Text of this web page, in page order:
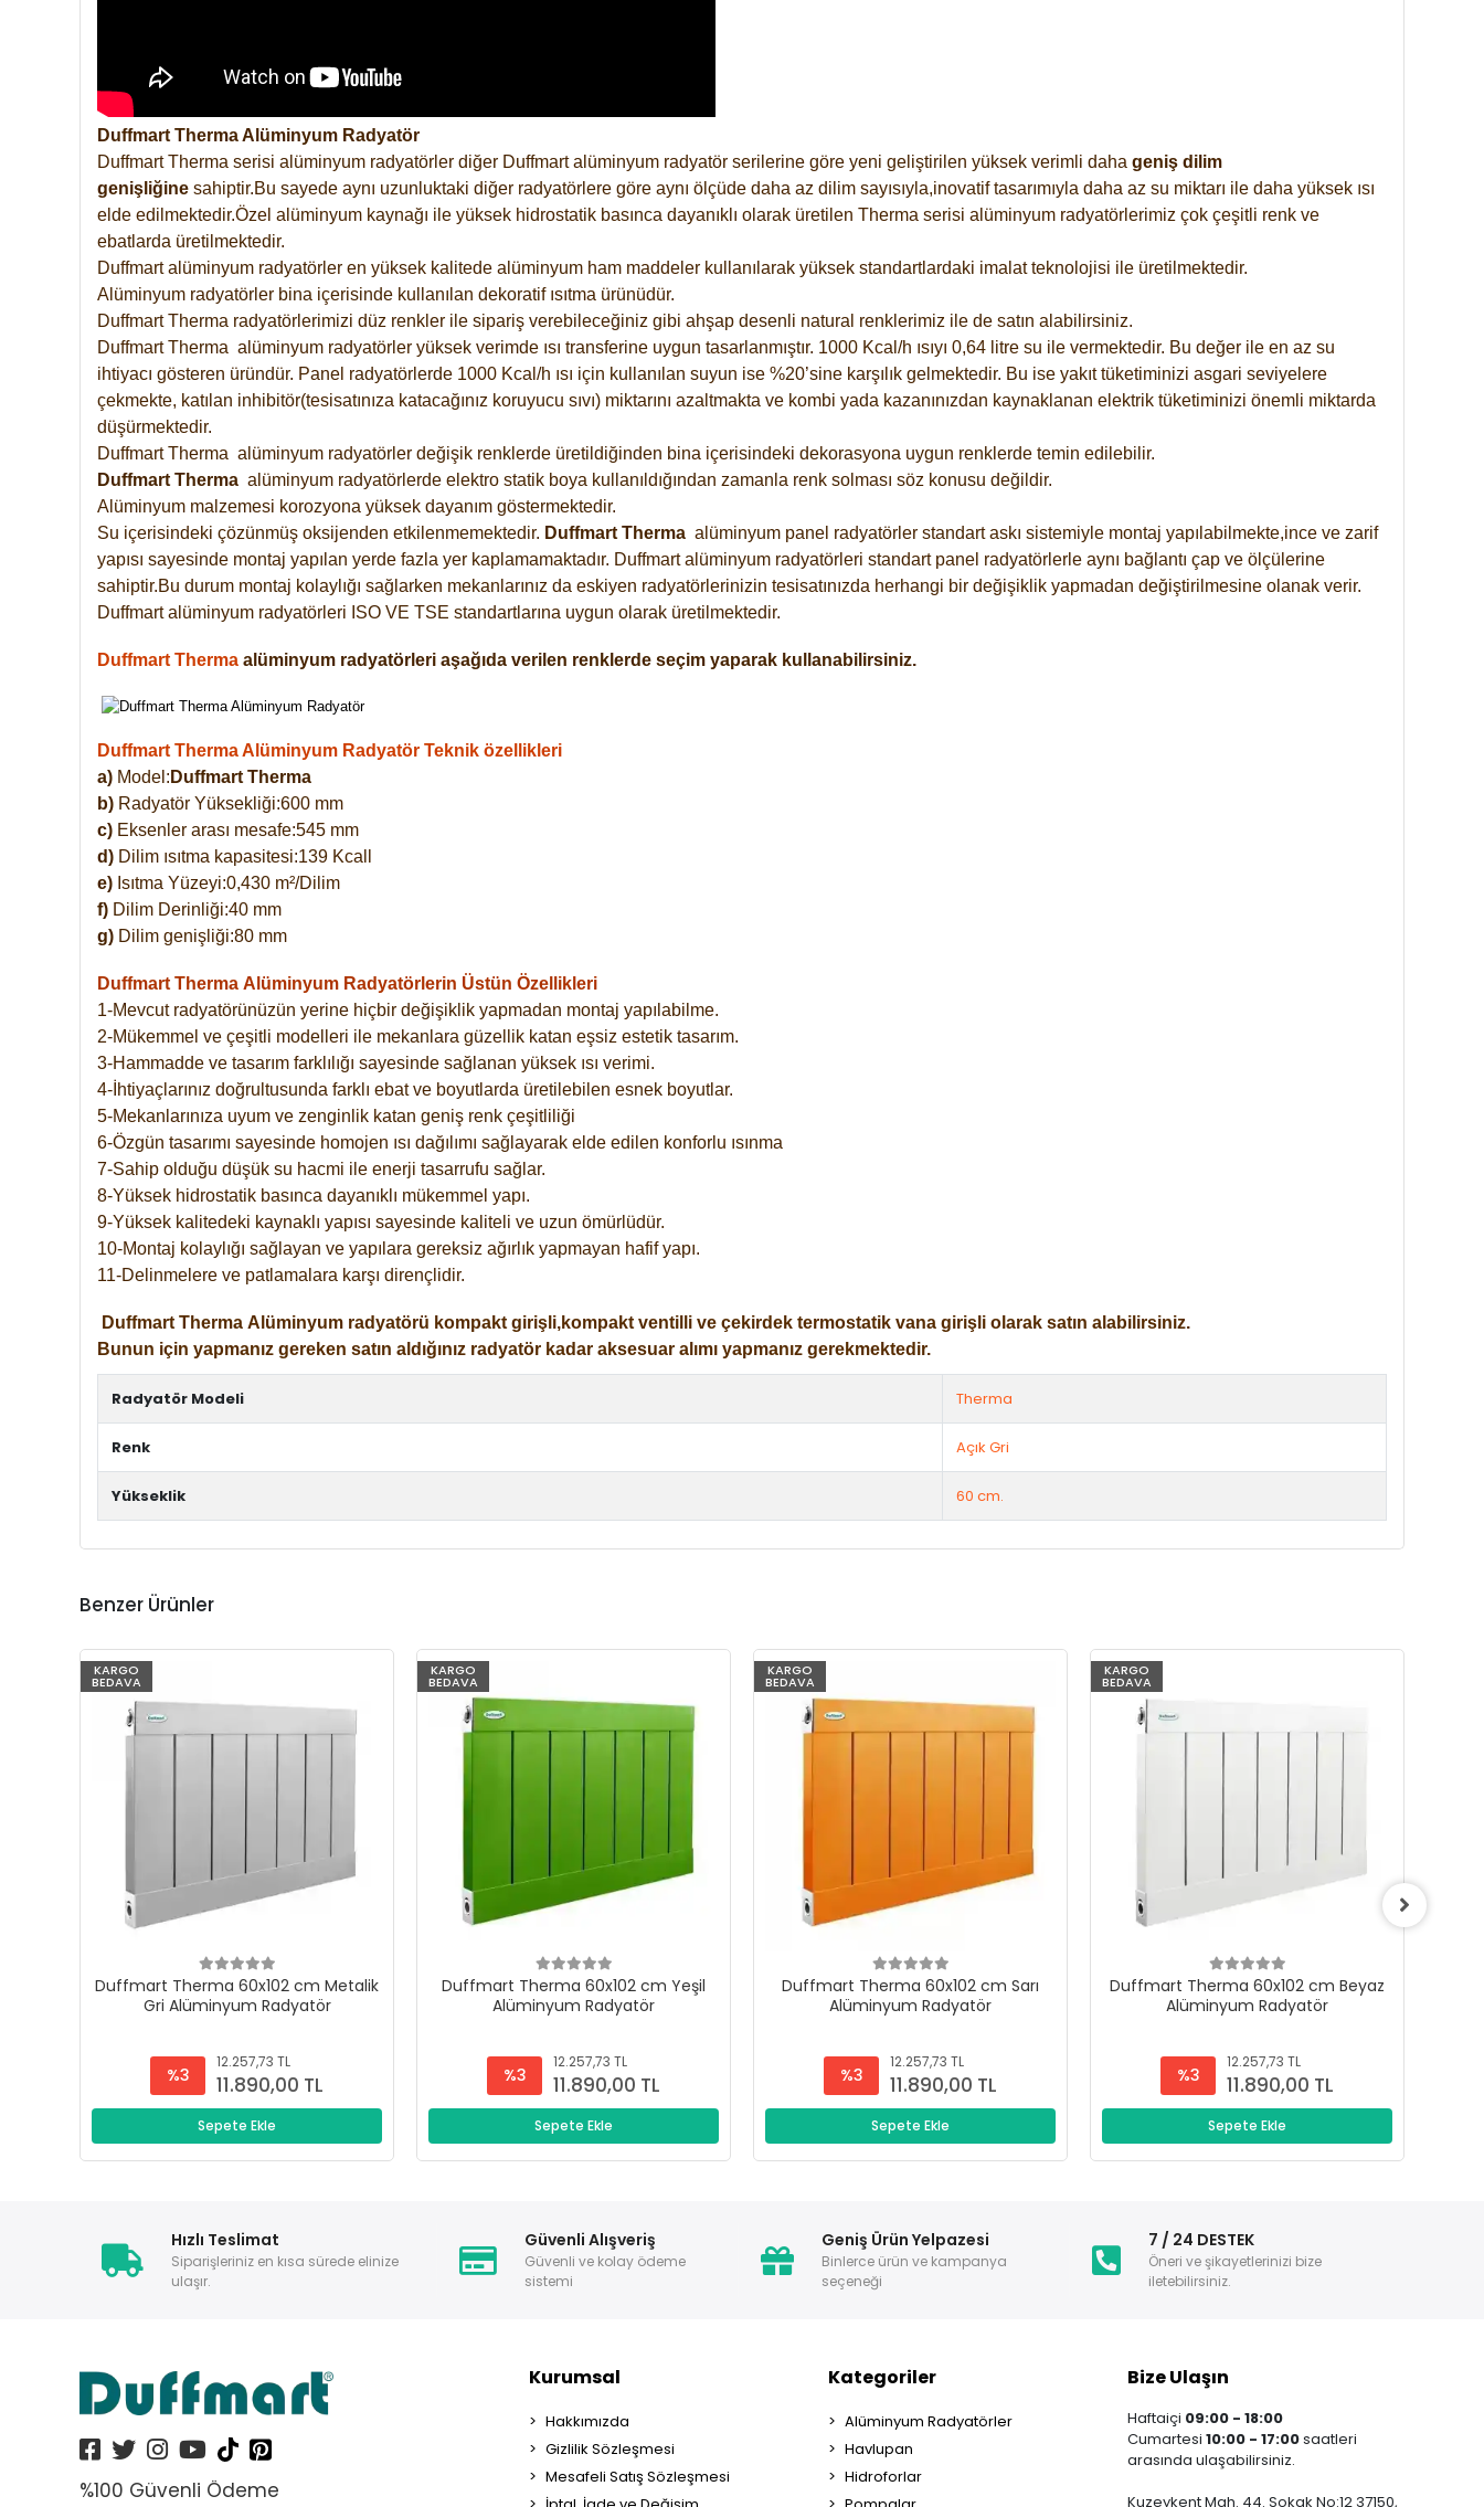
Duffmart Therma Alüminyum Radyatör
Duffmart Therma serisi alüminyum radyatörler diğer Duffmart alüminyum radyatör serilerine göre yeni geliştirilen yüksek verimli daha geniş dilim
genişliğine sahiptir.Bu sayede aynı uzunluktaki diğer radyatörlere göre aynı ölçüde daha az dilim sayısıyla,inovatif tasarımıyla daha az su miktarı ile daha yüksek ısı
elde edilmektedir.Özel alüminyum kaynağı ile yüksek hidrostatik basınca dayanıklı olarak üretilen Therma serisi alüminyum radyatörlerimiz çok çeşitli renk ve
ebatlarda üretilmektedir.
Duffmart alüminyum radyatörler en yüksek kalitede alüminyum ham maddeler kullanılarak yüksek standartlardaki imalat teknolojisi ile üretilmektedir.
Alüminyum radyatörler bina içerisinde kullanılan dekoratif ısıtma ürünüdür.
Duffmart Therma radyatörlerimizi düz renkler ile sipariş verebileceğiniz gibi ahşap desenli natural renklerimiz ile de satın alabilirsiniz.
Duffmart Therma alüminyum radyatörler yüksek verimde ısı transferine uygun tasarlanmıştır. 1000 Kcal/h ısıyı 0,64 litre su ile vermektedir. Bu değer ile en az su
ihtiyacı gösteren üründür. Panel radyatörlerde 1000 Kcal/h ısı için kullanılan suyun ise %20’sine karşılık gelmektedir. Bu ise yakıt tüketiminizi asgari seviyelere
çekmekte, katılan inhibitör(tesisatınıza katacağınız koruyucu sıvı) miktarını azaltmakta ve kombi yada kazanınızdan kaynaklanan elektrik tüketiminizi önemli miktarda
düşürmektedir.
Duffmart Therma alüminyum radyatörler değişik renklerde üretildiğinden bina içerisindeki dekorasyona uygun renklerde temin edilebilir.
Duffmart Therma alüminyum radyatörlerde elektro statik boya kullanıldığından zamanla renk solması söz konusu değildir.
Alüminyum malzemesi korozyona yüksek dayanım göstermektedir.
Su içerisindeki çözünmüş oksijenden etkilenmemektedir. Duffmart Therma alüminyum panel radyatörler standart askı sistemiyle montaj yapılabilmekte,ince ve zarif
yapısı sayesinde montaj yapılan yerde fazla yer kaplamamaktadır. Duffmart alüminyum radyatörleri standart panel radyatörlerle aynı bağlantı çap ve ölçülerine
sahiptir.Bu durum montaj kolaylığı sağlarken mekanlarınız da eskiyen radyatörlerinizin tesisatınızda herhangi bir değişiklik yapmadan değiştirilmesine olanak verir.
Duffmart alüminyum radyatörleri ISO VE TSE standartlarına uygun olarak üretilmektedir.
Duffmart Therma alüminyum radyatörleri aşağıda verilen renklerde seçim yaparak kullanabilirsiniz.
Duffmart Therma Alüminyum Radyatör Teknik özellikleri
a) Model: Duffmart Therma
b) Radyatör Yüksekliği:600 mm
c) Eksenler arası mesafe:545 mm
d) Dilim ısıtma kapasitesi:139 Kcall
e) Isıtma Yüzeyi:0,430 m²/Dilim
f) Dilim Derinliği:40 mm
g) Dilim genişliği:80 mm
Duffmart Therma Alüminyum Radyatörlerin Üstün Özellikleri
1-Mevcut radyatörünüzün yerine hiçbir değişiklik yapmadan montaj yapılabilme.
2-Mükemmel ve çeşitli modelleri ile mekanlara güzellik katan eşsiz estetik tasarım.
3-Hammadde ve tasarım farklılığı sayesinde sağlanan yüksek ısı verimi.
4-İhtiyaçlarınız doğrultusunda farklı ebat ve boyutlarda üretilebilen esnek boyutlar.
5-Mekanlarınıza uyum ve zenginlik katan geniş renk çeşitliliği
6-Özgün tasarımı sayesinde homojen ısı dağılımı sağlayarak elde edilen konforlu ısınma
7-Sahip olduğu düşük su hacmi ile enerji tasarrufu sağlar.
8-Yüksek hidrostatik basınca dayanıklı mükemmel yapı.
9-Yüksek kalitedeki kaynaklı yapısı sayesinde kaliteli ve uzun ömürlüdür.
10-Montaj kolaylığı sağlayan ve yapılara gereksiz ağırlık yapmayan hafif yapı.
11-Delinmelere ve patlamalara karşı dirençlidir.
Duffmart Therma Alüminyum radyatörü kompakt girişli,kompakt ventilli ve çekirdek termostatik vana girişli olarak satın alabilirsiniz.
Bunun için yapmanız gereken satın aldığınız radyatör kadar aksesuar alımı yapmanız gerekmektedir.
Radyatör Modeli Therma
Renk Açık Gri
Yükseklik 60 cm.
Benzer Ürünler
KARGO
BEDAVA
Duffmart Therma 60x102 cm Metalik
Gri Alüminyum Radyatör
%3
12.257,73 TL
11.890,00 TL
Sepete Ekle
KARGO
BEDAVA
Duffmart Therma 60x102 cm Yeşil
Alüminyum Radyatör
%3
12.257,73 TL
11.890,00 TL
Sepete Ekle
KARGO
BEDAVA
Duffmart Therma 60x102 cm Sarı
Alüminyum Radyatör
%3
12.257,73 TL
11.890,00 TL
Sepete Ekle
KARGO
BEDAVA
Duffmart Therma 60x102 cm Beyaz
Alüminyum Radyatör
%3
12.257,73 TL
11.890,00 TL
Sepete Ekle
Hızlı Teslimat
Siparişleriniz en kısa sürede elinize
ulaşır.
Güvenli Alışveriş
Güvenli ve kolay ödeme
sistemi
Geniş Ürün Yelpazesi
Binlerce ürün ve kampanya
seçeneği
7 / 24 DESTEK
Öneri ve şikayetlerinizi bize
iletebilirsiniz.
%100 Güvenli Ödeme
Kurumsal
Hakkımızda
Gizlilik Sözleşmesi
Mesafeli Satış Sözleşmesi
Kategoriler
Alüminyum Radyatörler
Havlupan
Hidroforlar
Bize Ulaşın
Haftaiçi 09:00 - 18:00
Cumartesi 10:00 - 17:00saatleri
arasında ulaşabilirsiniz.
Kuzeykent Mah. 44. Sokak No:12 37150,